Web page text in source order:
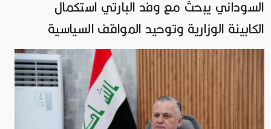
السوداني يبحث مع وفد البارتي استكمال
الكابينة الوزارية وتوحيد المواقف السياسية